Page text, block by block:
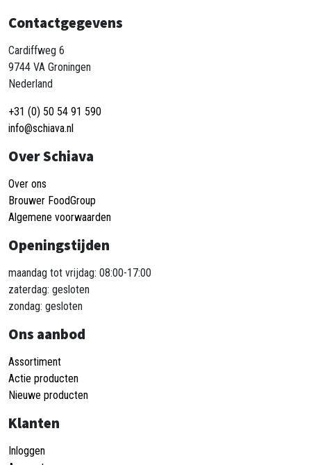
Contactgegevens
Cardiffweg 6
9744 VA Groningen
Nederland
+31 (0) 50 54 91 590
info@schiava.nl
Over Schiava
Over ons
Brouwer FoodGroup
Algemene voorwaarden
Openingstijden
maandag tot vrijdag: 08:00-17:00
zaterdag: gesloten
zondag: gesloten
Ons aanbod
Assortiment
Actie producten
Nieuwe producten
Klanten
Inloggen